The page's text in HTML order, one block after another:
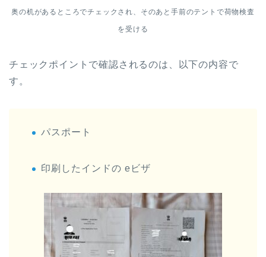
奥の机があるところでチェックされ、そのあと手前のテントで荷物検査
を受ける
チェックポイントで確認されるのは、以下の内容で
す。
パスポート
印刷したインドの eビザ